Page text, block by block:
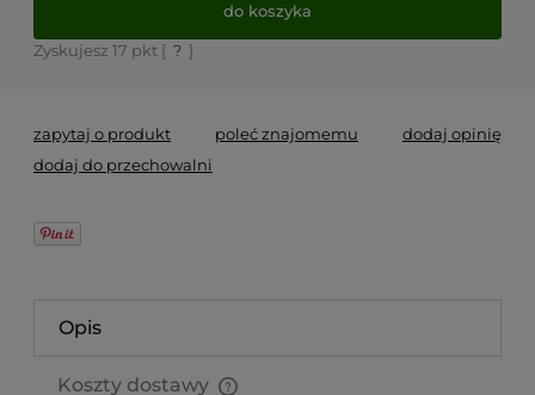
do koszyka
Zyskujesz 17 pkt [ ? ]
zapytaj o produkt poleć znajomemu
dodaj opinię
dodaj do przechowalni
Opis
Koszty dostawy